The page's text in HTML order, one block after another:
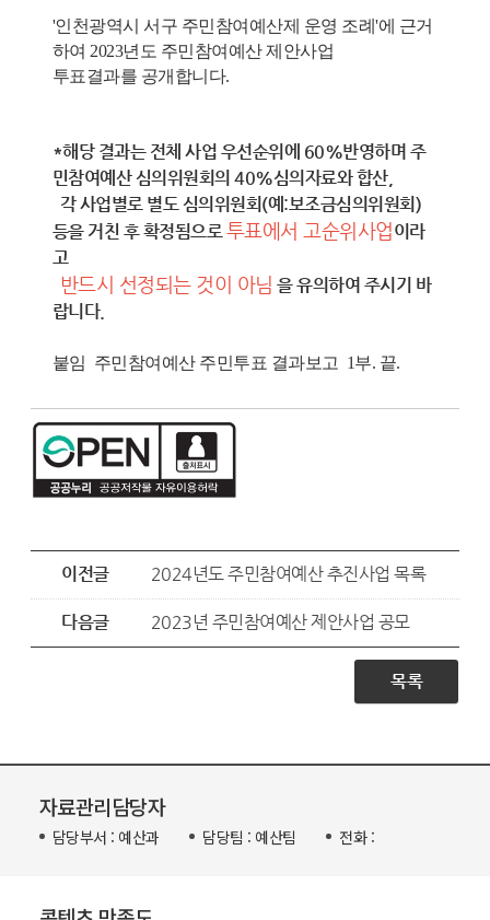
'인천광역시 서구 주민참여예산제 운영 조례'에 근거
하여 2023년도 주민참여예산 제안사업
투표결과를 공개합니다.
*해당 결과는 전체 사업 우선순위에 60%반영하며 주
민참여예산 심의위원회의 40%심의자료와 합산,
각 사업별로 별도 심의위원회(예:보조금심의위원회)
등을 거친 후 확정됨으로투표에서 고순위사업이라
고
반드시 선정되는 것이 아님 을 유의하여 주시기 바
랍니다.
붙임 주민참여예산 주민투표 결과보고 1부. 끝.
이전글 2024년도 주민참여예산 추진사업 목록
다음글 2023년 주민참여예산 제안사업 공모
목록
자료관리담당자
담당부서 : 예산과 담당팀 : 예산팀 전화 :